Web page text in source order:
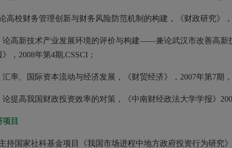
高校财务管理创新与财务风险防范机制的构建，《财政研究》，
论高新技术产业发展环境的评价与构建——兼论武汉市改善高新
，2008年第4期,CSSCI；
汇率、国际资本流动与经济发展，《财贸经济》，2007年第7期，
论提高我国财政投资效率的对策，《中南财经政法大学学报》
目
持国家社科基金项目《我国市场进程中地方政府投资行为研究